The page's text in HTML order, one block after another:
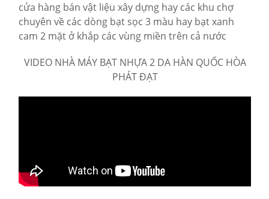
cửa hàng bán vật liệu xây dựng hay các khu chợ
chuyên về các dòng bạt sọc 3 màu hay bạt xanh
cam 2 mặt ở khắp các vùng miền trên cả nước
VIDEO NHÀ MÁY BẠT NHỰA 2 DA HÀN QUỐC HÒA
PHÁT ĐẠT